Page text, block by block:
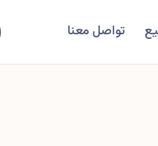
تواصل معنا